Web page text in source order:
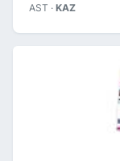
AST · KAZ